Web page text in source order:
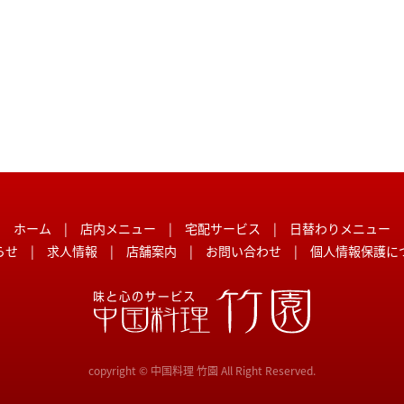
ホーム | 店内メニュー | 宅配サービス | 日替わりメニュー
せ | 求人情報 | 店舗案内 | お問い合わせ | 個人情報保護に
copyright © 中国料理 竹園 All Right Reserved.